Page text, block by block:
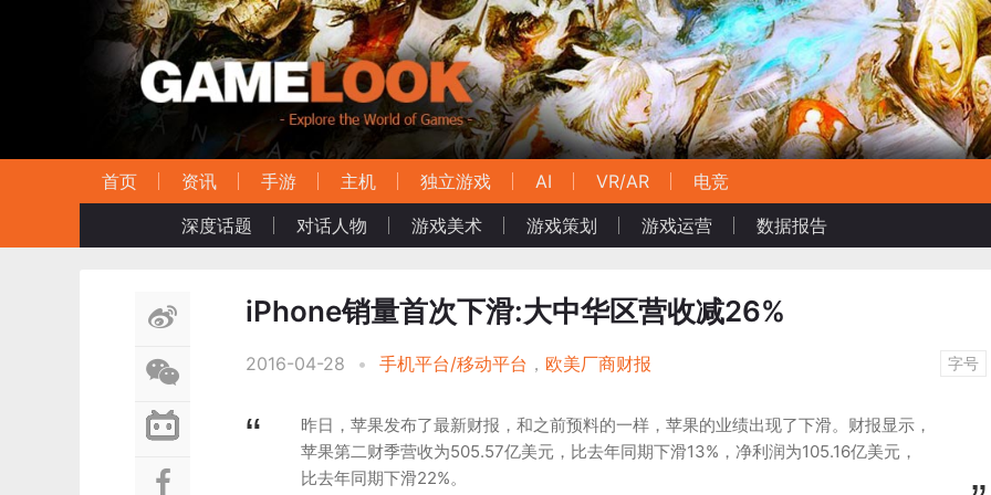
首页 资讯 手游 主机 独立游戏 AI VR/AR
电竞
深度话题
对话人物 游戏美术 游戏策划 游戏运营 数据报告
iPhone销量首次下滑:大中华区营收减26%
2016-04-28 • 手机平台/移动平台 ， 欧美厂商财报 字号
昨日，苹果发布了最新财报，和之前预料的一样，苹果的业绩出现了下滑。财报显示，
苹果第二财季营收为505.57亿美元，比去年同期下滑13%，净利润为105.16亿美元，
比去年同期下滑22%。